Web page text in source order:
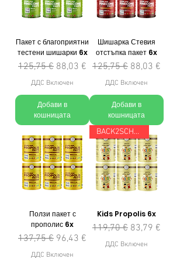
Пакет с благоприятни
тестени шишарки 6x
Редовна цена
125,75 € Продажна цена
88,03 €
ДДС Включен
Добави в
кошницата
Шишарка Стевия
отстъпка пакет 6x
Редовна цена
125,75 € Продажна
88,03 €
ДДС Включен
Добави в
кошницата
Ползи пакет с
прополис 6x
Редовна цена
137,75 € Продажна цена
96,43 €
ДДС Включен
BACK2SCHOOL
Kids Propolis 6x
Редовна цена
119,70 € Продажна
83,79 €
ДДС Включен